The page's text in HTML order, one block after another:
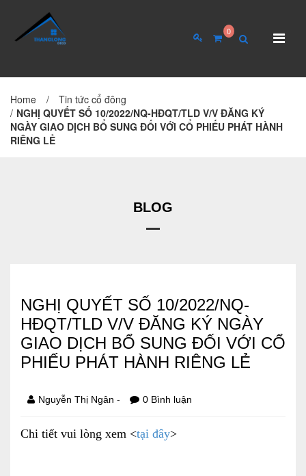
0
TRANG CHỦ
Giới thiệu về công ty
Đại hội cổ đông
Báo cáo tài chính
Điều lệ và quy chế
Ván ép
Home /
Tin tức cổ đông
/ NGHỊ QUYẾT SỐ 10/2022/NQ-HĐQT/TLD V/V ĐĂNG KÝ
NGÀY GIAO DỊCH BỔ SUNG ĐỐI VỚI CỔ PHIẾU PHÁT HÀNH
RIÊNG LẺ
BLOG
NGHỊ QUYẾT SỐ 10/2022/NQ-
HĐQT/TLD V/V ĐĂNG KÝ NGÀY
GIAO DỊCH BỔ SUNG ĐỐI VỚI CỔ
PHIẾU PHÁT HÀNH RIÊNG LẺ
Nguyễn Thị Ngân - 0 Bình luận
Chi tiết vui lòng xem <tại đây>